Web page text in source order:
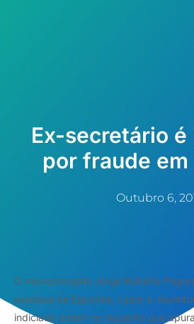
Ex-secretário
por fraude
Outubro 6,
O neurocirurgião Jorge Roberto
estadual de Esportes, Lazer e
indiciado ontem no inquérito que